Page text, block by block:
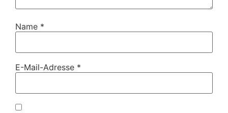
Name *
E-Mail-Adresse *